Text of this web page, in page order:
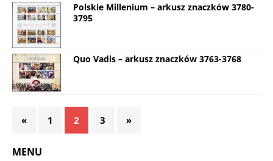
Polskie Millenium – arkusz znaczków 3780-
3795
Quo Vadis – arkusz znaczków 3763-3768
« 1 2 3 »
MENU